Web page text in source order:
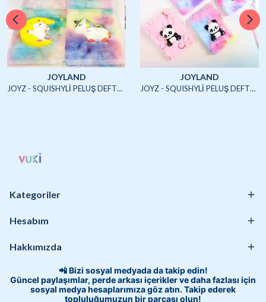
JOYLAND
JOYZ - SQUISHYLİ PELUŞ DEFTER A5 (UNICORN2)-4/S
JOYLAND
JOYZ - SQUISHYLİ PELUŞ DEFTER A5 (HAYVANLAR)-4/S
Kategoriler
Hesabım
Hakkımızda
📲 Bizi sosyal medyada da takip edin!
Güncel paylaşımlar, perde arkası içerikler ve daha fazlası için
sosyal medya hesaplarımıza göz atın. Takip ederek
topluluğumuzun bir parçası olun!